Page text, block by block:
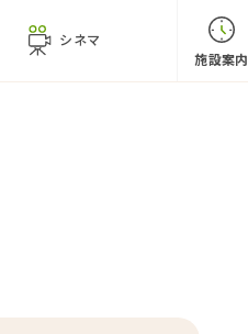
シネマ
施設案内